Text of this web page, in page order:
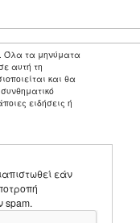
Όλα τα μηνύματα
αυτή τη
και θα
ειδήσεις ή
εάν
spam.